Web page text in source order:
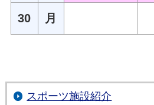
30 月
スポーツ施設紹介